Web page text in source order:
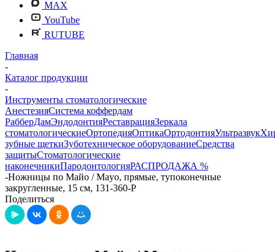
MAX
YouTube
RUTUBE
Главная
-
Каталог продукции
-
Инструменты стоматологические
АнестезияСистема коффердам
РабберДамЭндодонтияРеставрацияЗеркала
стоматологическиеОртопедияОптикаОртодонтияУльтразвук
зубные щеткиЗуботехническое оборудованиеСредства
защитыСтоматологические
наконечникиПародонтологияРАСПРОДАЖА %
-Ножницы по Майо / Mayo, прямые, тупоконечные
закругленные, 15 см, 131-360-P
Поделиться